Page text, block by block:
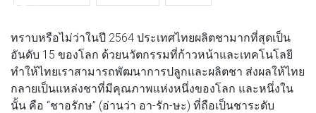
ทราบหรือไม่ว่าในปี 2564 ประเทศไทยผลิตชามากที่สุดเป็น
อันดับ 15 ของโลก ด้วยนวัตกรรมที่ก้าวหน้าและเทคโนโลยี
ทำให้ไทยเราสามารถพัฒนาการปลูกและผลิตชา ส่งผลให้ไทย
กลายเป็นแหล่งชาที่มีคุณภาพแห่งหนึ่งของโลก และหนึ่งใน
นั้น คือ “ชาอรักษ” (อ่านว่า อา-รัก-ษะ) ที่ถือเป็นชาระดับ